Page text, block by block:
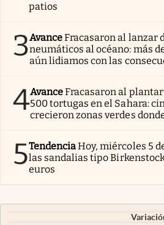
patios
3AvanceFracasaron al lanzar
neumáticos al océano: más
aún lidiamos con las
4AvanceFracasaron al
500 tortugas en el Sahara:
crecieron zonas verdes
5TendenciaHoy, miércoles 5
las sandalias tipo
euros